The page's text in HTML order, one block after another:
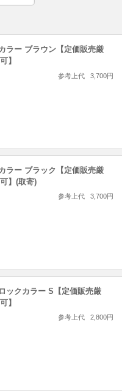
ラー ブラウン【定価販売厳
】
参考上代 3,700円
ラー ブラック【定価販売厳
】(取寄)
参考上代 3,700円
ックカラー S【定価販売厳
】
参考上代 2,800円